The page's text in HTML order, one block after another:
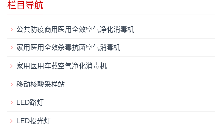
栏目导航
公共防疫商用医用全效空气净化消毒机
家用医用全效杀毒抗菌空气消毒机
家用医用车载空气净化消毒机
移动核酸采样站
LED路灯
LED投光灯